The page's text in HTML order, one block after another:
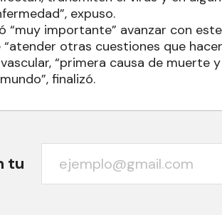
expuso.
“muy importante” avanzar con
“atender otras cuestiones que
“primera causa de muerte
finalizó.
tu